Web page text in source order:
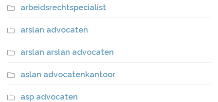
arbeidsrechtspecialist
arslan advocaten
arslan arslan advocaten
aslan advocatenkantoor
asp advocaten